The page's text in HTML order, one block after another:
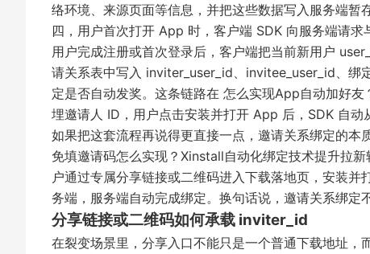
络环境、来源页面等信息，并把这些数据写入服务端
四，用户首次打开 App 时，客户端 SDK 向服务端请
用户完成注册或首次登录后，客户端把当前新用户
请关系表中写入 inviter_user_id、invitee_user_id、绑
定是否自动发奖。这条链路在 怎么实现App自动加好友
埋邀请人 ID，用户点击安装并打开 App 后，SDK 自动
如果把这套流程再说得更直接一点，邀请关系绑定的
免填邀请码怎么实现？Xinstall自动化绑定技术提升拉新
户通过专属分享链接或二维码进入下载落地页，安装
务端，服务端自动完成绑定。换句话说，邀请关系绑定
分享链接或二维码如何承载 inviter_id
在裂变场景里，分享入口不能只是一个普通下载地址